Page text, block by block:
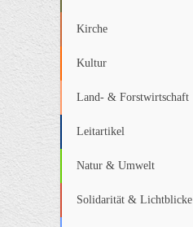
Kirche
Kultur
Land- & Forstwirtschaft
Leitartikel
Natur & Umwelt
Solidarität & Lichtblicke